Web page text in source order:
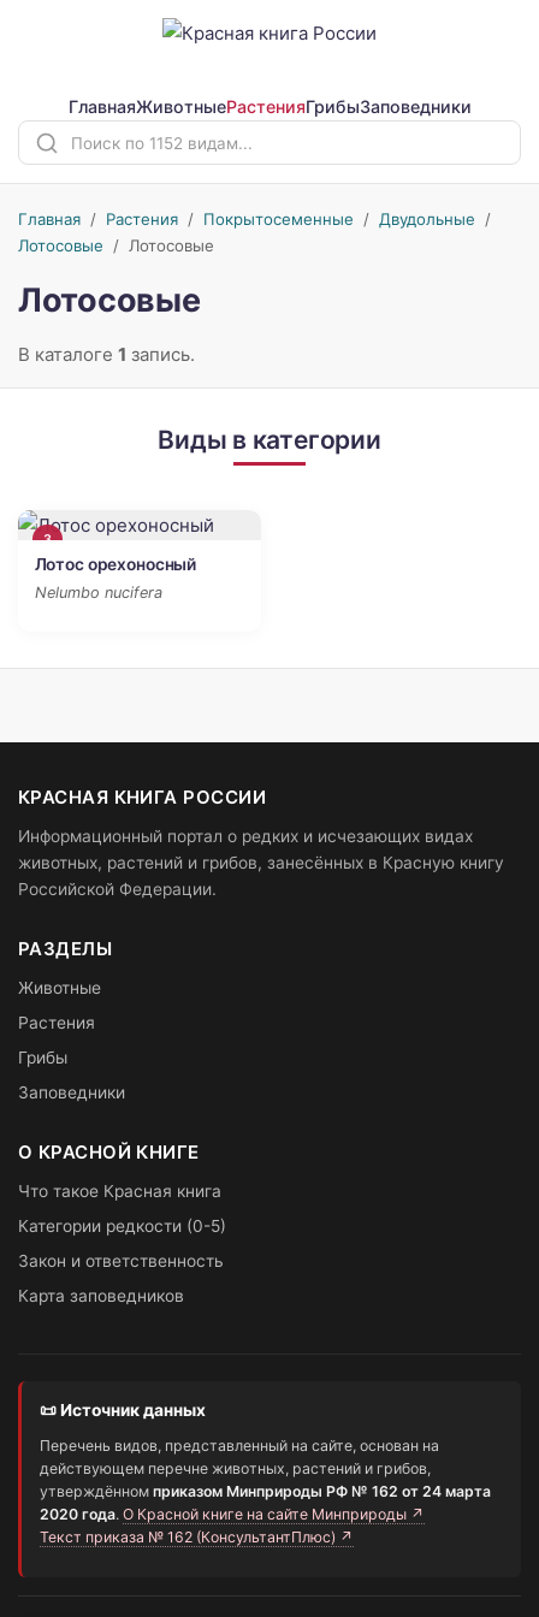
ГлавнаяЖивотныеРастенияГрибыЗаповедники
Главная / Растения / Покрытосеменные / Двудольные /
Лотосовые / Лотосовые
Лотосовые
В каталоге 1 запись.
Виды в категории
3
Лотос орехоносный
Nelumbo nucifera
КРАСНАЯ КНИГА РОССИИ
Информационный портал о редких и исчезающих видах
животных, растений и грибов, занесённых в Красную книгу
Российской Федерации.
РАЗДЕЛЫ
Животные
Растения
Грибы
Заповедники
О КРАСНОЙ КНИГЕ
Что такое Красная книга
Категории редкости (0-5)
Закон и ответственность
Карта заповедников
📜 Источник данных
Перечень видов, представленный на сайте, основан на
действующем перечне животных, растений и грибов,
утверждённом приказом Минприроды РФ № 162 от 24 марта
2020 года. О Красной книге на сайте Минприроды ↗
Текст приказа № 162 (КонсультантПлюс) ↗